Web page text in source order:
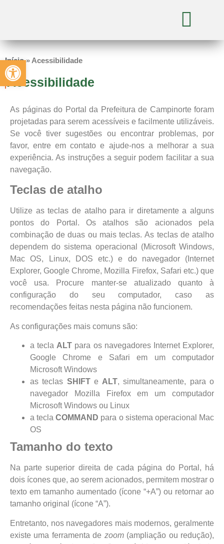
Início» Acessibilidade
Acessibilidade
As páginas do Portal da Prefeitura de Campinorte foram
projetadas para serem acessíveis e facilmente utilizáveis.
Se você tiver sugestões ou encontrar problemas, por
favor, entre em contato e ajude-nos a melhorar a sua
experiência. As instruções a seguir podem facilitar a sua
navegação.
Teclas de atalho
Utilize as teclas de atalho para ir diretamente a alguns
pontos do Portal. Os atalhos são acionados pela
combinação de duas ou mais teclas. As teclas de atalho
dependem do sistema operacional (Microsoft Windows,
Mac OS, Linux, DOS etc.) e do navegador (Internet
Explorer, Google Chrome, Mozilla Firefox, Safari etc.) que
você usa. Procure manter-se atualizado quanto à
configuração do seu computador, caso as
recomendações feitas nesta página não funcionem.
As configurações mais comuns são:
a tecla ALT para os navegadores Internet Explorer,
Google Chrome e Safari em um computador
Microsoft Windows
as teclas SHIFTe ALT, simultaneamente, para o
navegador Mozilla Firefox em um computador
Microsoft Windows ou Linux
a teclaCOMMAND para o sistema operacional Mac
OS
Tamanho do texto
Na parte superior direita de cada página do Portal, há
dois ícones que, ao serem acionados, permitem mostrar o
texto em tamanho aumentado (ícone “+A”) ou retornar ao
tamanho original (ícone “A”).
Entretanto, nos navegadores mais modernos, geralmente
existe uma ferramenta de zoom(ampliação ou redução),
Abrir a barra de ferramentas